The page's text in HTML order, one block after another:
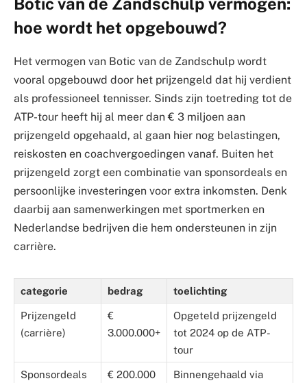
hoe wordt het opgebouwd?
Het vermogen van Botic van de Zandschulp wordt
vooral opgebouwd door het prijzengeld dat hij verdient
als professioneel tennisser. Sinds zijn toetreding tot de
ATP-tour heeft hij al meer dan € 3 miljoen aan
prijzengeld opgehaald, al gaan hier nog belastingen,
reiskosten en coachvergoedingen vanaf. Buiten het
prijzengeld zorgt een combinatie van sponsordeals en
persoonlijke investeringen voor extra inkomsten. Denk
daarbij aan samenwerkingen met sportmerken en
Nederlandse bedrijven die hem ondersteunen in zijn
carrière.
categorie bedrag toelichting
Prijzengeld
(carrière)
€
3.000.000+
Opgeteld prijzengeld
tot 2024 op de ATP-
tour
Sponsordeals
€ 200.000
Binnengehaald via